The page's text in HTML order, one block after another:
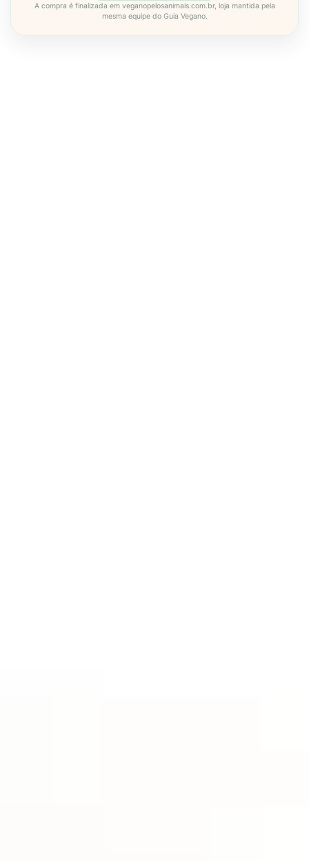
A compra é finalizada em veganopelosanimais.com.br, loja mantida pela
mesma equipe do Guia Vegano.